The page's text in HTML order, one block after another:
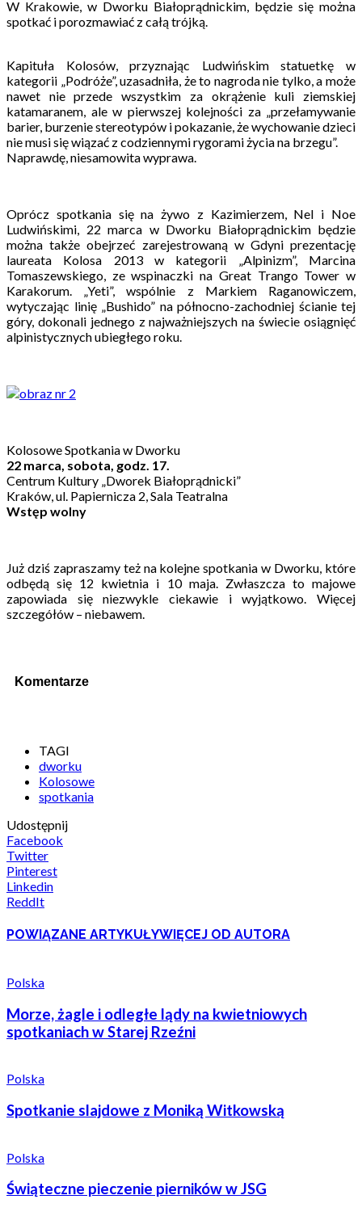
W Krakowie, w Dworku Białoprądnickim, będzie się można
spotkać i porozmawiać z całą trójką.
Kapituła Kolosów, przyznając Ludwińskim statuetkę w
kategorii „Podróże”, uzasadniła, że to nagroda nie tylko, a może
nawet nie przede wszystkim za okrążenie kuli ziemskiej
katamaranem, ale w pierwszej kolejności za „przełamywanie
barier, burzenie stereotypów i pokazanie, że wychowanie dzieci
nie musi się wiązać z codziennymi rygorami życia na brzegu”.
Naprawdę, niesamowita wyprawa.
Oprócz spotkania się na żywo z Kazimierzem, Nel i Noe
Ludwińskimi, 22 marca w Dworku Białoprądnickim będzie
można także obejrzeć zarejestrowaną w Gdyni prezentację
laureata Kolosa 2013 w kategorii „Alpinizm”, Marcina
Tomaszewskiego, ze wspinaczki na Great Trango Tower w
Karakorum. „Yeti”, wspólnie z Markiem Raganowiczem,
wytyczając linię „Bushido” na północno-zachodniej ścianie tej
góry, dokonali jednego z najważniejszych na świecie osiągnięć
alpinistycznych ubiegłego roku.
Kolosowe Spotkania w Dworku
22 marca, sobota, godz. 17.
Centrum Kultury „Dworek Białoprądnicki”
Kraków, ul. Papiernicza 2, Sala Teatralna
Wstęp wolny
Już dziś zapraszamy też na kolejne spotkania w Dworku, które
odbędą się 12 kwietnia i 10 maja. Zwłaszcza to majowe
zapowiada się niezwykle ciekawie i wyjątkowo. Więcej
szczegółów – niebawem.
Komentarze
TAGI
dworku
Kolosowe
spotkania
Udostępnij
Facebook
Twitter
Pinterest
Linkedin
ReddIt
POWIĄZANE ARTYKUŁYWIĘCEJ OD AUTORA
Polska
Morze, żagle i odległe lądy na kwietniowych
spotkaniach w Starej Rzeźni
Polska
Spotkanie slajdowe z Moniką Witkowską
Polska
Świąteczne pieczenie pierników w JSG